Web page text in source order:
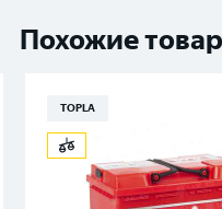
Похожие
TOPLA